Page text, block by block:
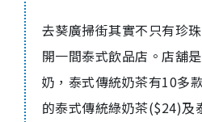
去葵廣掃街其實不只有珍
開一間泰式飲品店。店舖
奶，泰式傳統奶茶有10多
的泰式傳統綠奶茶($24)及